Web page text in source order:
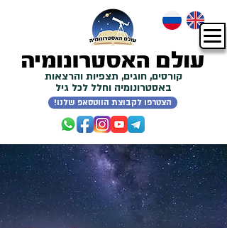
קורסים, חוגים, תצפיות והרצאות
באסטרונומיה וחלל לכל גיל
!הצטרפו לקבוצת הווטסאפ שלנו